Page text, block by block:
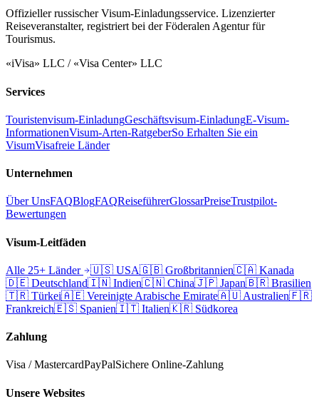
Offizieller russischer Visum-Einladungsservice. Lizenzierter
Reiseveranstalter, registriert bei der Föderalen Agentur für
Tourismus.
«iVisa» LLC / «Visa Center» LLC
Services
Touristenvisum-EinladungGeschäftsvisum-EinladungE-Visum-
InformationenVisum-Arten-RatgeberSo Erhalten Sie ein
VisumVisafreie Länder
Unternehmen
Über UnsFAQBlogFAQReiseführerGlossarPreiseTrustpilot-
Bewertungen
Visum-Leitfäden
Alle 25+ Länder 🇺🇸 USA🇬🇧 Großbritannien🇨🇦 Kanada
🇩🇪 Deutschland🇮🇳 Indien🇨🇳 China🇯🇵 Japan🇧🇷 Brasilien
🇹🇷 Türkei🇦🇪 Vereinigte Arabische Emirate🇦🇺 Australien🇫🇷
Frankreich🇪🇸 Spanien🇮🇹 Italien🇰🇷 Südkorea
Zahlung
Visa / MastercardPayPalSichere Online-Zahlung
Unsere Websites